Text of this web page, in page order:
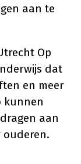
aan te
Op
dat
en meer
kunnen
aan
ouderen.